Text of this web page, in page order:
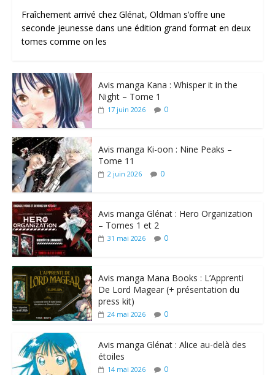
Fraîchement arrivé chez Glénat, Oldman s’offre une
seconde jeunesse dans une édition grand format en deux
tomes comme on les
Avis manga Kana : Whisper it in the
Night – Tome 1
17 juin 2026 0
Avis manga Ki-oon : Nine Peaks –
Tome 11
2 juin 2026 0
Avis manga Glénat : Hero Organization
– Tomes 1 et 2
31 mai 2026 0
Avis manga Mana Books : L’Apprenti
De Lord Magear (+ présentation du
press kit)
24 mai 2026 0
Avis manga Glénat : Alice au-delà des
étoiles
14 mai 2026 0